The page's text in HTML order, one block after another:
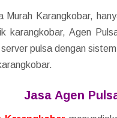
Murah Karangkobar,
karangkobar, Agen
pulsa dengan
Jasa Agen